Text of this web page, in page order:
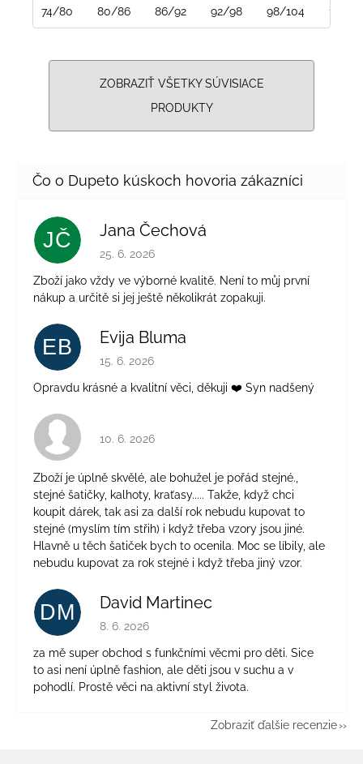
74/80 80/86 86/92 92/98 98/104 104/
ZOBRAZIŤ VŠETKY SÚVISIACE
PRODUKTY
JČ Jana Čechová
Hodnotenie obchodu je 5 z 5 hviezdičiek.
25. 6. 2026
Zboží jako vždy ve výborné kvalitě. Není to můj první
nákup a určitě si jej ještě několikrát zopakuji.
EB Evija Bluma
Hodnotenie obchodu je 5 z 5 hviezdičiek.
15. 6. 2026
Opravdu krásné a kvalitní věci, děkuji ❤️ Syn nadšený
Hodnotenie obchodu je 4 z 5 hviezdičiek.
10. 6. 2026
Zboží je úplně skvělé, ale bohužel je pořád stejné.,
stejné šatičky, kalhoty, kraťasy..... Takže, když chci
koupit dárek, tak asi za další rok nebudu kupovat to
stejné (myslím tím střih) i když třeba vzory jsou jiné.
Hlavně u těch šatiček bych to ocenila. Moc se líbily, ale
nebudu kupovat za rok stejné i když třeba jiný vzor.
DM David Martinec
Hodnotenie obchodu je 5 z 5 hviezdičiek.
8. 6. 2026
za mě super obchod s funkčními věcmi pro děti. Sice
to asi není úplně fashion, ale děti jsou v suchu a v
pohodlí. Prostě věci na aktivní styl života.
Zobraziť ďalšie recenzie